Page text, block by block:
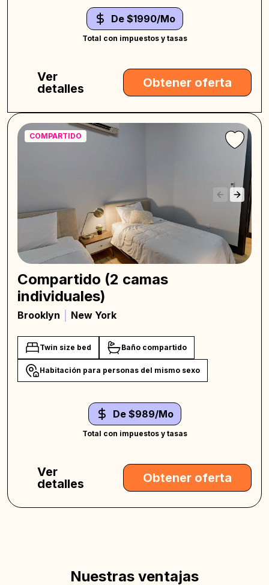
De $1990/Mo
Total con impuestos y tasas
Ver
detalles
Obtener oferta
COMPARTIDO
Compartido (2 camas
individuales)
Brooklyn New York
Twin size bed Baño compartido
Habitación para personas del mismo sexo
De $989/Mo
Total con impuestos y tasas
Ver
detalles
Obtener oferta
Nuestras ventajas